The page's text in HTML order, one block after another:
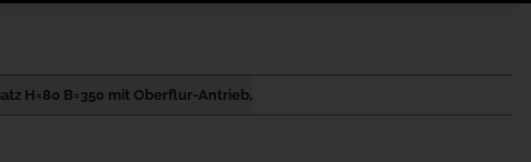
H=80 B=350 mit Oberflur-Antrieb,